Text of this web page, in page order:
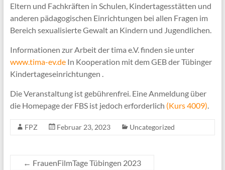
Eltern und Fachkräften in Schulen, Kindertagesstätten und
anderen pädagogischen Einrichtungen bei allen Fragen im
Bereich sexualisierte Gewalt an Kindern und Jugendlichen.
Informationen zur Arbeit der tima e.V. finden sie unter
www.tima-ev.deIn Kooperation mit dem GEB der Tübinger
Kindertageseinrichtungen .
Die Veranstaltung ist gebührenfrei. Eine Anmeldung über
die Homepage der FBS ist jedoch erforderlich (Kurs 4009).
FPZ Februar 23, 2023 Uncategorized
← FrauenFilmTage Tübingen 2023